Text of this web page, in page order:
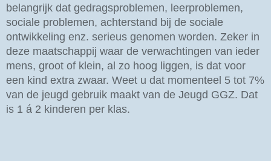
belangrijk dat gedragsproblemen, leerproblemen,
sociale problemen, achterstand bij de sociale
ontwikkeling enz. serieus genomen worden. Zeker in
deze maatschappij waar de verwachtingen van ieder
mens, groot of klein, al zo hoog liggen, is dat voor
een kind extra zwaar. Weet u dat momenteel 5 tot 7%
van de jeugd gebruik maakt van de Jeugd GGZ. Dat
is 1 á 2 kinderen per klas.